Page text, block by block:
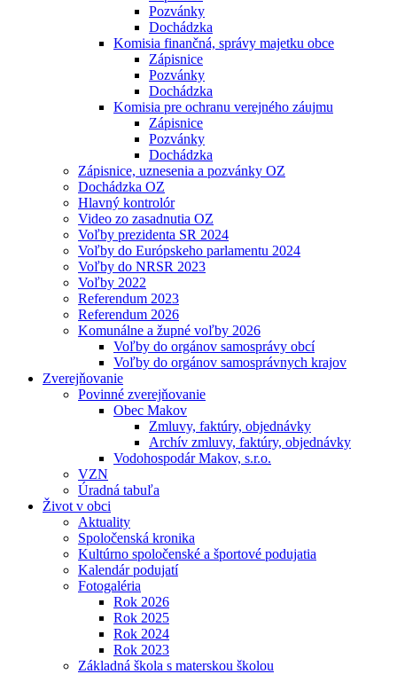
Pozvánky
Dochádzka
Komisia finančná, správy majetku obce
Zápisnice
Pozvánky
Dochádzka
Komisia pre ochranu verejného záujmu
Zápisnice
Pozvánky
Dochádzka
Zápisnice, uznesenia a pozvánky OZ
Dochádzka OZ
Hlavný kontrolór
Video zo zasadnutia OZ
Voľby prezidenta SR 2024
Voľby do Európskeho parlamentu 2024
Voľby do NRSR 2023
Voľby 2022
Referendum 2023
Referendum 2026
Komunálne a župné voľby 2026
Voľby do orgánov samosprávy obcí
Voľby do orgánov samosprávnych krajov
Zverejňovanie
Povinné zverejňovanie
Obec Makov
Zmluvy, faktúry, objednávky
Archív zmluvy, faktúry, objednávky
Vodohospodár Makov, s.r.o.
VZN
Úradná tabuľa
Život v obci
Aktuality
Spoločenská kronika
Kultúrno spoločenské a športové podujatia
Kalendár podujatí
Fotogaléria
Rok 2026
Rok 2025
Rok 2024
Rok 2023
Základná škola s materskou školou